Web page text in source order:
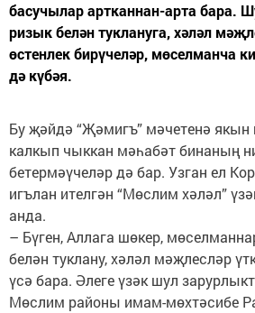
басучылар артканнан-арта бара.
ризык белән туклануга, хәләл
өстенлек бирүчеләр, мөселманча
дә күбәя.
Бу җәйдә “Җәмигъ” мәчетенә
калкып чыккан мәһабәт бинаның
бетермәүчеләр дә бар. Узган ел
игълан ителгән “Мөслим хәләл”
анда.
– Бүген, Аллага шөкер,
белән туклану, хәләл мәҗлесләр
үсә бара. Әлеге үзәк шул
Мөслим районы имам-мөхтәсибе